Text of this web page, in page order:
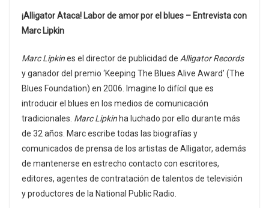
¡Alligator Ataca! Labor de amor por el blues – Entrevista con
Marc Lipkin
Marc Lipkines el director de publicidad de Alligator Records
y ganador del premio ‘Keeping The Blues Alive Award’ (The
Blues Foundation) en 2006. Imagine lo difícil que es
introducir el blues en los medios de comunicación
tradicionales. Marc Lipkin ha luchado por ello durante más
de 32 años. Marc escribe todas las biografías y
comunicados de prensa de los artistas de Alligator, además
de mantenerse en estrecho contacto con escritores,
editores, agentes de contratación de talentos de televisión
y productores de la National Public Radio.